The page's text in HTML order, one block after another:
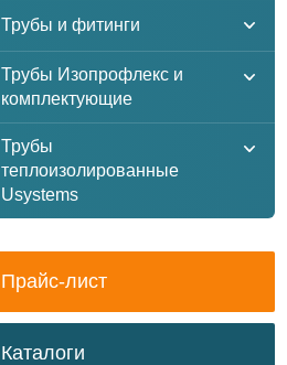
Трубы и фитинги
Трубы Изопрофлекс и
комплектующие
Трубы
теплоизолированные
Usystems
Прайс-лист
Каталоги